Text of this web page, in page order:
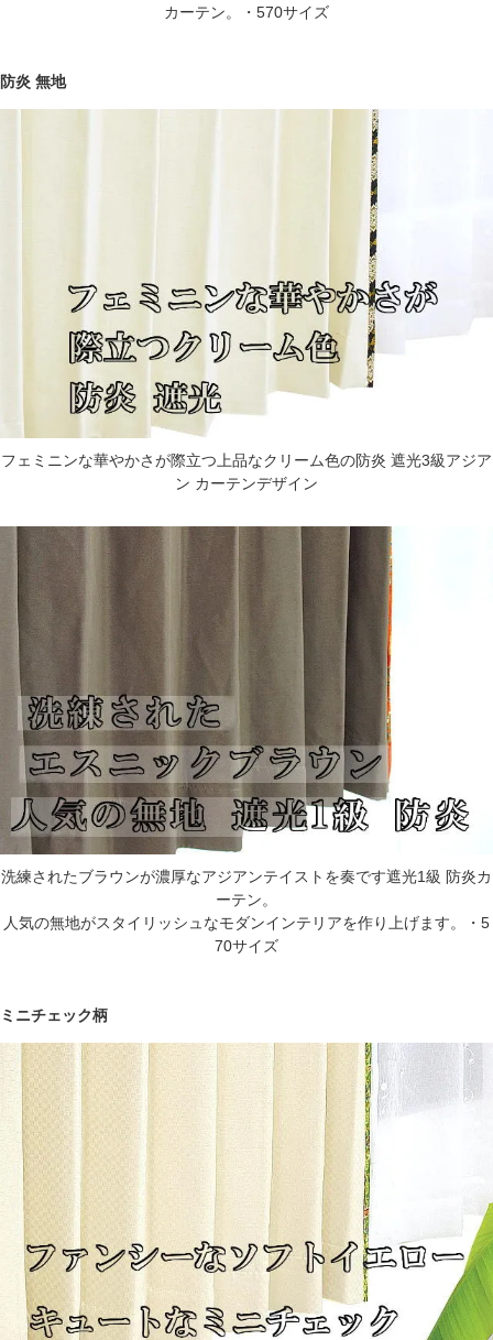
カーテン。・570サイズ
防炎 無地
フェミニンな華やかさが際立つ上品なクリーム色の防炎 遮光3級アジア
ン カーテンデザイン
洗練されたブラウンが濃厚なアジアンテイストを奏です遮光1級 防炎カ
ーテン。
人気の無地がスタイリッシュなモダンインテリアを作り上げます。・5
70サイズ
ミニチェック柄